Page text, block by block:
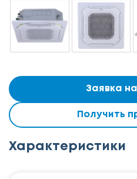
Заявка
Получить
Характеристики